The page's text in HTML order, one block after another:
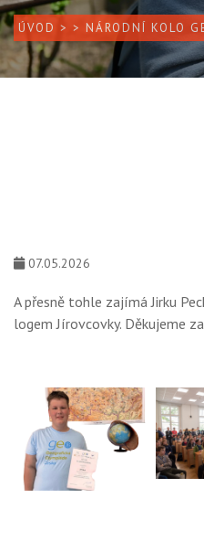
ÚVOD > > NÁRODNÍ KOLO
07.05.2026
A přesně tohle zajímá Jirku
logem Jírovcovky. Děkujeme